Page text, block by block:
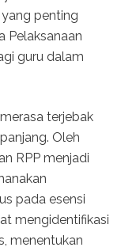
penting
Pelaksanaan
guru dalam
terjebak
Oleh
RPP menjadi
pada esensi
mengidentifikasi
menentukan